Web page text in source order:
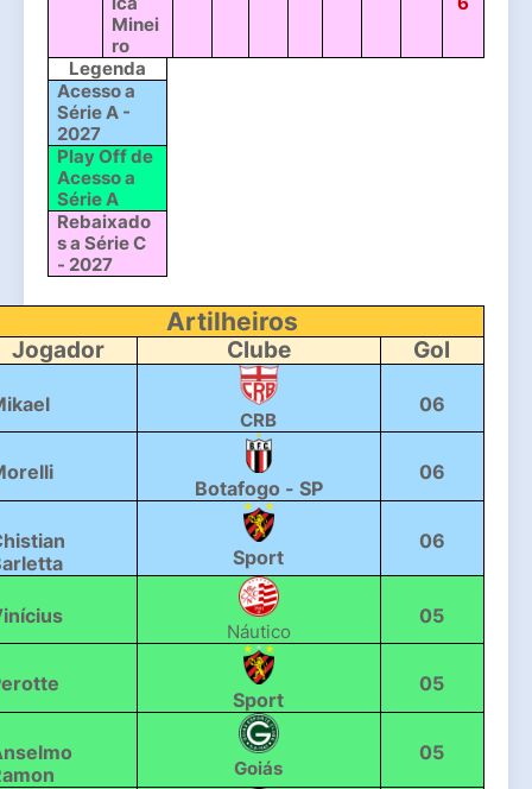
Minei
ro
Legenda
Acesso a
Série A -
2027
Play Off de
Acesso a
Série A
Rebaixado
s a Série C
- 2027
Artilheiros
Jogador Clube Gol
CRB
06
Botafogo - SP
06
Sport
06
Náutico
05
Sport
05
Goiás
05